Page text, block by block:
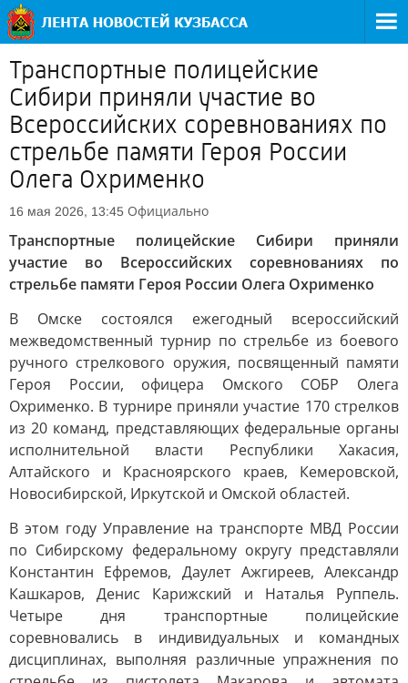
Транспортные полицейские
Сибири приняли участие во
Всероссийских соревнованиях по
стрельбе памяти Героя России
Олега Охрименко
16 мая 2026, 13:45 Официально
Транспортные полицейские Сибири приняли
участие во Всероссийских соревнованиях по
стрельбе памяти Героя России Олега Охрименко
В Омске состоялся ежегодный всероссийский
межведомственный турнир по стрельбе из боевого
ручного стрелкового оружия, посвященный памяти
Героя России, офицера Омского СОБР Олега
Охрименко. В турнире приняли участие 170 стрелков
из 20 команд, представляющих федеральные органы
исполнительной власти Республики Хакасия,
Алтайского и Красноярского краев, Кемеровской,
Новосибирской, Иркутской и Омской областей.
В этом году Управление на транспорте МВД России
по Сибирскому федеральному округу представляли
Константин Ефремов, Даулет Ажгиреев, Александр
Кашкаров, Денис Карижский и Наталья Руппель.
Четыре дня транспортные полицейские
соревновались в индивидуальных и командных
дисциплинах, выполняя различные упражнения по